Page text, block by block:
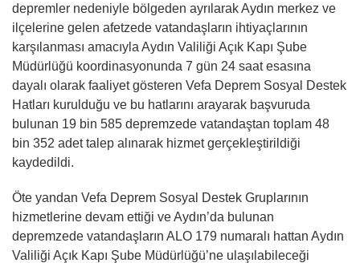
depremler nedeniyle bölgeden ayrılarak Aydın merkez ve
ilçelerine gelen afetzede vatandaşların ihtiyaçlarının
karşılanması amacıyla Aydın Valiliği Açık Kapı Şube
Müdürlüğü koordinasyonunda 7 gün 24 saat esasına
dayalı olarak faaliyet gösteren Vefa Deprem Sosyal Destek
Hatları kurulduğu ve bu hatlarını arayarak başvuruda
bulunan 19 bin 585 depremzede vatandaştan toplam 48
bin 352 adet talep alınarak hizmet gerçekleştirildiği
kaydedildi.
Öte yandan Vefa Deprem Sosyal Destek Gruplarının
hizmetlerine devam ettiği ve Aydın’da bulunan
depremzede vatandaşların ALO 179 numaralı hattan Aydın
Valiliği Açık Kapı Şube Müdürlüğü’ne ulaşılabileceği